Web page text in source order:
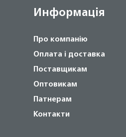
Информація
Про компанію
Оплата і доставка
Поставщикам
Оптовикам
Патнерам
Контакти